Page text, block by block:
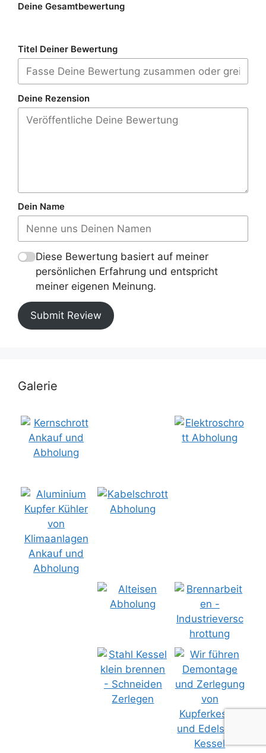
Deine Gesamtbewertung
Titel Deiner Bewertung
Deine Rezension
Dein Name
Diese Bewertung basiert auf meiner
persönlichen Erfahrung und entspricht
meiner eigenen Meinung.
Submit Review
Galerie